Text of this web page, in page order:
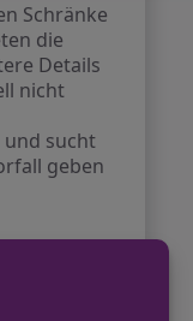
Schränke
die
Details
nicht
sucht
geben